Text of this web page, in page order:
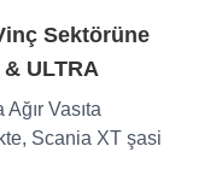
Sektörüne
ULTRA
Vasıta
Scania XT şasi